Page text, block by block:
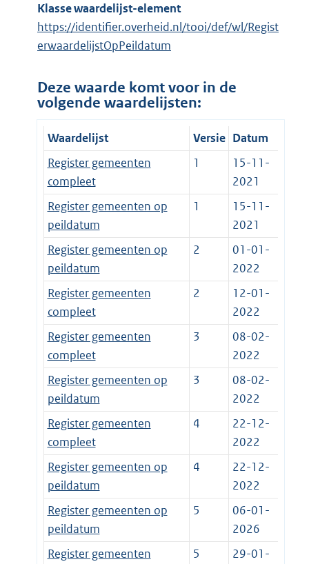
Klasse waardelijst-element
https://identifier.overheid.nl/tooi/def/wl/Regist
erwaardelijstOpPeildatum
Deze waarde komt voor in de
volgende waardelijsten:
Waardelijst Versie Datum
Register gemeenten
compleet
1
15-11-
2021
Register gemeenten op
peildatum
1
15-11-
2021
Register gemeenten op
peildatum
2
01-01-
2022
Register gemeenten
compleet
2
12-01-
2022
Register gemeenten
compleet
3
08-02-
2022
Register gemeenten op
peildatum
3
08-02-
2022
Register gemeenten
compleet
4
22-12-
2022
Register gemeenten op
peildatum
4
22-12-
2022
Register gemeenten op
peildatum
5
06-01-
2026
Register gemeenten
5
29-01-